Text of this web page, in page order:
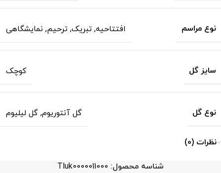
نوع مراسم افتتاحیه, تبریک, ترحیم, نمایشگاهی
سایز گل کوچک
نوع گل گل آنتوریوم, گل لیلیوم
نظرات (0)
شناسه محصول: Tluk0000011000